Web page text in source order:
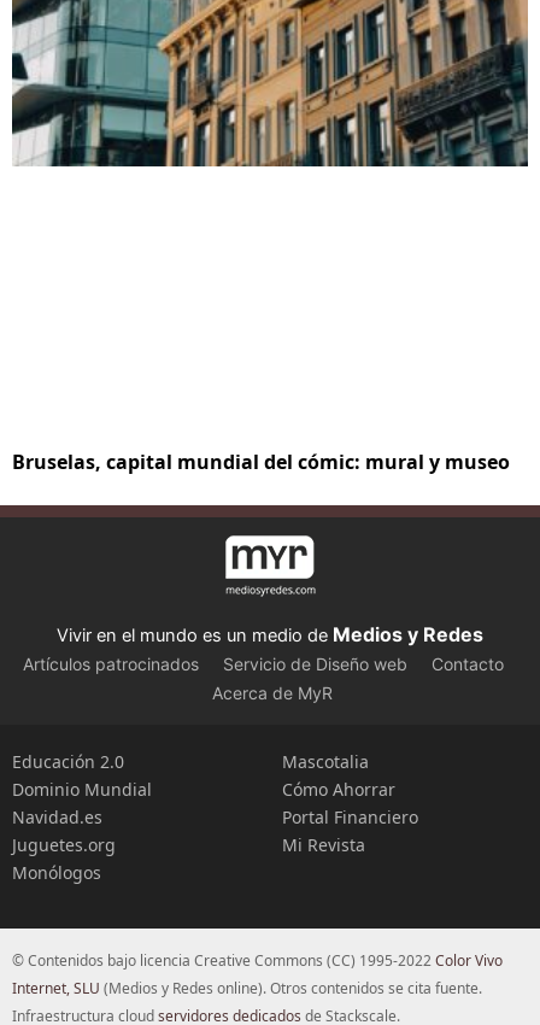
Bruselas, capital mundial del cómic: mural y museo
Vivir en el mundo es un medio de Medios y Redes
Artículos patrocinados Servicio de Diseño web
Contacto
Acerca de MyR
Educación 2.0
Dominio Mundial
Navidad.es
Juguetes.org
Monólogos
Mascotalia
Cómo Ahorrar
Portal Financiero
Mi Revista
© Contenidos bajo licencia Creative Commons (CC) 1995-2022Color Vivo
Internet, SLU (Medios y Redes online). Otros contenidos se cita fuente.
Infraestructura cloudservidores dedicados de Stackscale.